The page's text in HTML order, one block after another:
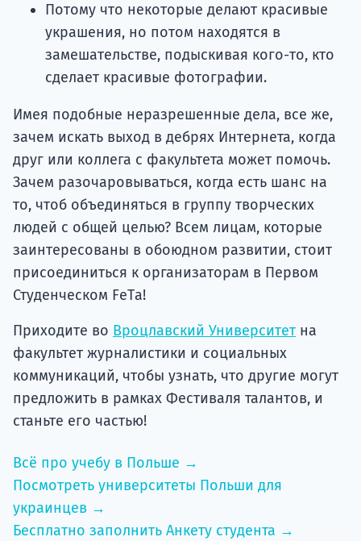
Потому что некоторые делают красивые
украшения, но потом находятся в
замешательстве, подыскивая кого-то, кто
сделает красивые фотографии.
Имея подобные неразрешенные дела, все же,
зачем искать выход в дебрях Интернета, когда
друг или коллега с факультета может помочь.
Зачем разочаровываться, когда есть шанс на
то, чтоб объединяться в группу творческих
людей с общей целью? Всем лицам, которые
заинтересованы в обоюдном развитии, стоит
присоединиться к организаторам в Первом
Студенческом FеTа!
Приходите во Вроцлавский Университет на
факультет журналистики и социальных
коммуникаций, чтобы узнать, что другие могут
предложить в рамках Фестиваля талантов, и
станьте его частью!
Всё про учебу в Польше →
Посмотреть университеты Польши для
украинцев →
Бесплатно заполнить Анкету студента →